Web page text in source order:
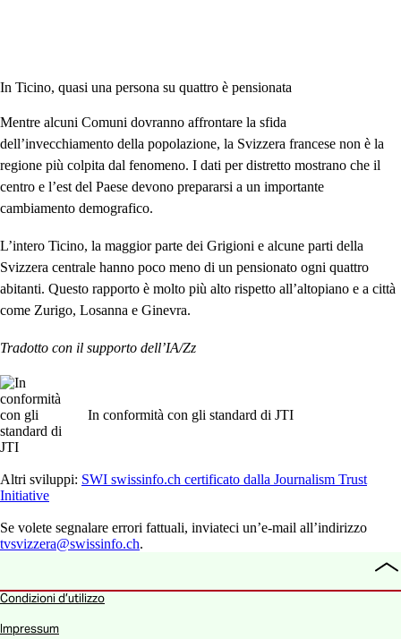
In Ticino, quasi una persona su quattro è pensionata
Mentre alcuni Comuni dovranno affrontare la sfida
dell’invecchiamento della popolazione, la Svizzera francese non è la
regione più colpita dal fenomeno. I dati per distretto mostrano che il
centro e l’est del Paese devono prepararsi a un importante
cambiamento demografico.
L’intero Ticino, la maggior parte dei Grigioni e alcune parti della
Svizzera centrale hanno poco meno di un pensionato ogni quattro
abitanti. Questo rapporto è molto più alto rispetto all’altopiano e a città
come Zurigo, Losanna e Ginevra.
Tradotto con il supporto dell’IA/Zz
In conformità con gli standard di JTI
Altri sviluppi: SWI swissinfo.ch certificato dalla Journalism Trust
Initiative
Se volete segnalare errori fattuali, inviateci un’e-mail all’indirizzo
tvsvizzera@swissinfo.ch.
Condizioni d’utilizzo
Impressum